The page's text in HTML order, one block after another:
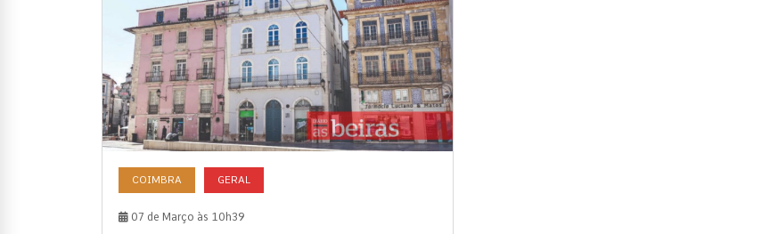
COIMBRA GERAL
07 de Março às 10h39